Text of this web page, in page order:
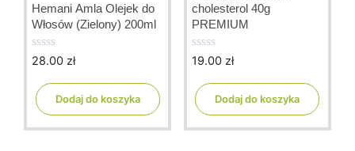
Hemani Amla Olejek do
Włosów (Zielony) 200ml
0
o
5
28.00 zł
Dodaj do koszyka
cholesterol 40g
PREMIUM
0
o
5
19.00 zł
Dodaj do koszyka